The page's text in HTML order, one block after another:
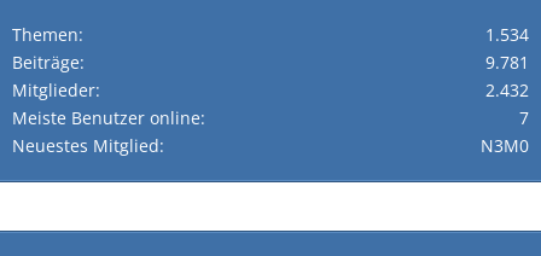
Themen
1.534
Beiträge
9.781
Mitglieder
2.432
Meiste Benutzer online
7
Neuestes Mitglied
N3M0